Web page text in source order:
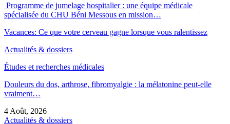
Programme de jumelage hospitalier : une équipe médicale
spécialisée du CHU Béni Messous en mission…
Vacances: Ce que votre cerveau gagne lorsque vous ralentissez
Actualités & dossiers
Études et recherches médicales
Douleurs du dos, arthrose, fibromyalgie : la mélatonine peut-elle
vraiment…
4 Août, 2026
Actualités & dossiers